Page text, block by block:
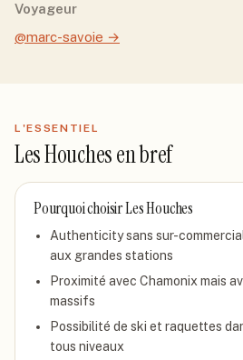
Voyageur
@marc-savoie →
L'ESSENTIEL
Les Houchesen bref
Pourquoi choisirLes Houches
Authenticity sans sur-
aux grandes stations
Proximité avec Chamonix mais
massifs
Possibilité de ski et raquettes
tous niveaux